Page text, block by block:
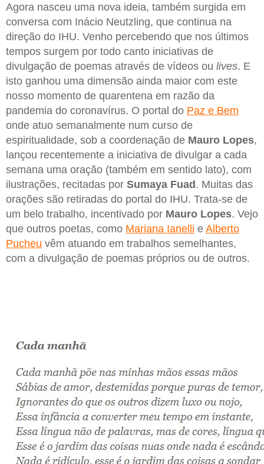
Agora nasceu uma nova ideia, também surgida em
conversa com Inácio Neutzling, que continua na
direção do IHU. Venho percebendo que nos últimos
tempos surgem por todo canto iniciativas de
divulgação de poemas através de vídeos ou lives. E
isto ganhou uma dimensão ainda maior com este
nosso momento de quarentena em razão da
pandemia do coronavírus. O portal do Paz e Bem
onde atuo semanalmente num curso de
espiritualidade, sob a coordenação de Mauro Lopes,
lançou recentemente a iniciativa de divulgar a cada
semana uma oração (também em sentido lato), com
ilustrações, recitadas por Sumaya Fuad. Muitas das
orações são retiradas do portal do IHU. Trata-se de
um belo trabalho, incentivado por Mauro Lopes. Vejo
que outros poetas, como Mariana Ianelli e Alberto
Pucheu vêm atuando em trabalhos semelhantes,
com a divulgação de poemas próprios ou de outros.